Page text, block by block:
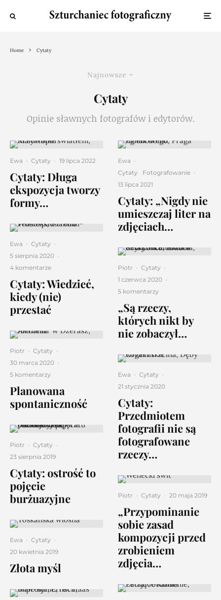
Home Cytaty
Najnowsze
Cytaty
Opinie sławnych fotografów i edytorów.
Ewa · Cytaty · 19 lipca 2022
Cytaty: Długa
ekspozycja tworzy
formy…
Ewa · Cytaty ·
5 sierpnia 2020 ·
4 komentarze
Cytaty: Wiedzieć,
kiedy (nie)
przestać
Piotr · Cytaty ·
30 marca 2020 ·
5 komentarzy
Planowana
spontaniczność
Piotr · Cytaty ·
23 sierpnia 2019
Cytaty: ostrość to
pojęcie
burżuazyjne
Ewa · Cytaty ·
20 kwietnia 2019
Złota myśl
Ewa ·
Cytaty
Fotografowanie ·
13 lipca 2021
Cytaty: „Nigdy nie
umieszczaj liter na
zdjęciach…
Piotr · Cytaty ·
1 czerwca 2020 ·
5 komentarzy
„Są rzeczy,
których nikt by
nie zobaczył…
Ewa · Cytaty ·
21 stycznia 2020
Cytaty:
Przedmiotem
fotografii nie są
fotografowane
rzeczy…
Piotr · Cytaty · 20 maja 2019
„Przypominanie
sobie zasad
kompozycji przed
zrobieniem
zdjęcia…